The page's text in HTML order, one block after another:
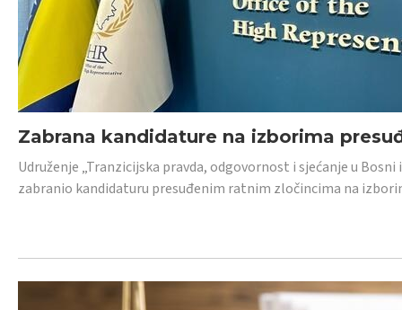
Zabrana kandidature na izborima
Udruženje „Tranzicijska pravda, odgovornost i sjećanje u
zabranio kandidaturu presuđenim ratnim zločincima na